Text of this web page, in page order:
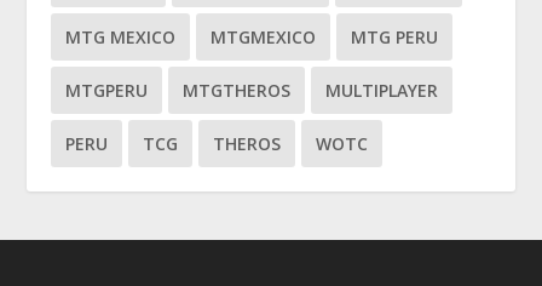
MTG MEXICO MTGMEXICO MTG PERU
MTGPERU MTGTHEROS MULTIPLAYER
PERU TCG THEROS WOTC